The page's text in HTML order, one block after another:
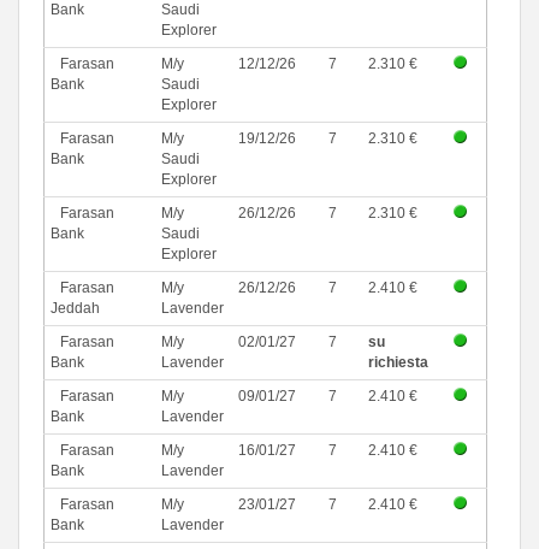
Bank
Saudi
Explorer
Farasan
Bank
M/y
Saudi
Explorer
12/12/26 7 2.310 €
Farasan
Bank
M/y
Saudi
Explorer
19/12/26 7 2.310 €
Farasan
Bank
M/y
Saudi
Explorer
26/12/26 7 2.310 €
Farasan
Jeddah
M/y
Lavender
26/12/26 7 2.410 €
Farasan
Bank
M/y
Lavender
02/01/27 7
su
richiesta
Farasan
Bank
M/y
Lavender
09/01/27 7 2.410 €
Farasan
Bank
M/y
Lavender
16/01/27 7 2.410 €
Farasan
Bank
M/y
Lavender
23/01/27 7 2.410 €